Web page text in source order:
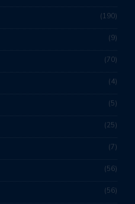
190
9
70
4
5
25
7
56
56